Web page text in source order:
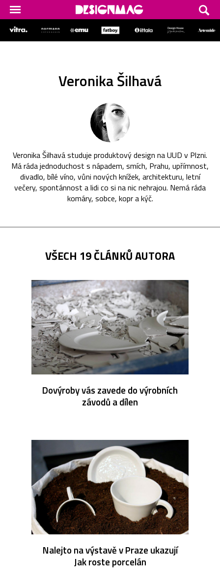
Veronika Šilhavá
Veronika Šilhavá studuje produktový design na UUD v Plzni.
Má ráda jednoduchost s nápadem, smích, Prahu, upřímnost,
divadlo, bílé víno, vůni nových knížek, architekturu, letní
večery, spontánnost a lidi co si na nic nehrajou. Nemá ráda
komáry, sobce, kopr a kýč.
VŠECH 19 ČLÁNKŮ AUTORA
Dovýroby vás zavede do výrobních
závodů a dílen
Nalejto na výstavě v Praze ukazují
Jak roste porcelán